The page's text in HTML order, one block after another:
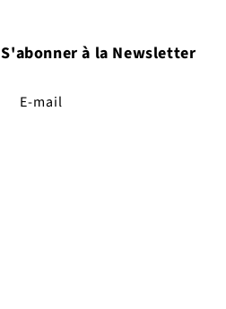
S'abonner à la Newsletter
E-mail